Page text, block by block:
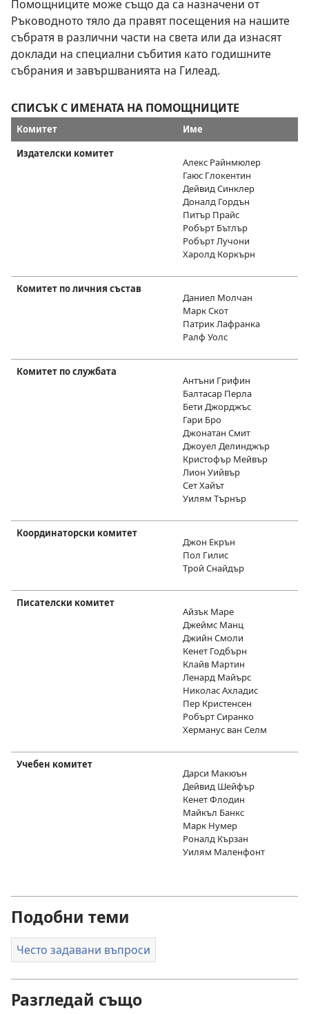
Помощниците може също да са назначени от
Ръководното тяло да правят посещения на нашите
събратя в различни части на света или да изнасят
доклади на специални събития като годишните
събрания и завършванията на Гилеад.
СПИСЪК С ИМЕНАТА НА ПОМОЩНИЦИТЕ
Комитет
Име
Издателски комитет
Алекс Райнмюлер
Гаюс Глокентин
Дейвид Синклер
Доналд Гордън
Питър Прайс
Робърт Бътлър
Робърт Лучони
Харолд Коркърн
Комитет по личния състав
Даниел Молчан
Марк Скот
Патрик Лафранка
Ралф Уолс
Комитет по службата
Антъни Грифин
Балтасар Перла
Бети Джорджъс
Гари Бро
Джонатан Смит
Джоуел Делинджър
Кристофър Мейвър
Лион Уийвър
Сет Хайът
Уилям Търнър
Координаторски комитет
Джон Екрън
Пол Гилис
Трой Снайдър
Писателски комитет
Айзък Маре
Джеймс Манц
Джийн Смоли
Кенет Годбърн
Клайв Мартин
Ленард Майърс
Николас Ахладис
Пер Кристенсен
Робърт Сиранко
Херманус ван Селм
Учебен комитет
Дарси Макюън
Дейвид Шейфър
Кенет Флодин
Майкъл Банкс
Марк Нумер
Роналд Кързан
Уилям Маленфонт
Подобни теми
Често задавани въпроси
Разгледай също